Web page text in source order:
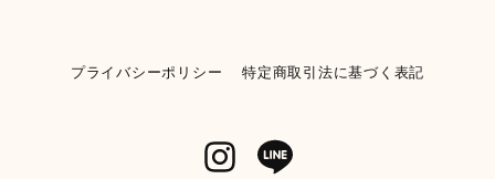
プライバシーポリシー 特定商取引法に基づく表記